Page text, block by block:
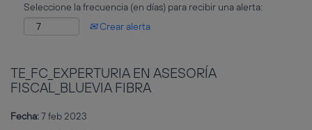
Seleccione la frecuencia (en días) para recibir una alerta:
Crear alerta
TE_FC_EXPERTURIA EN ASESORÍA
FISCAL_BLUEVIA FIBRA
Fecha:7 feb 2023